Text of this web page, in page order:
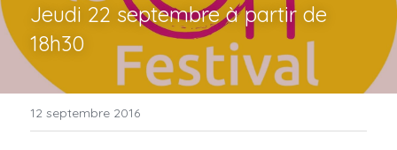
Qui sommes-nous ?
Coopérative
Jeudi 22 septembre à partir de
18h30
12 septembre 2016